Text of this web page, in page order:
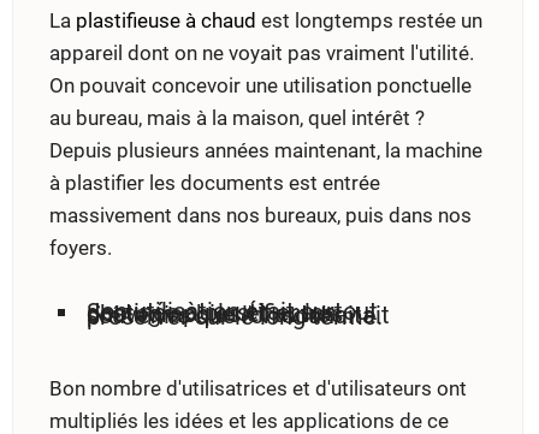
La plastifieuse à chaud est longtemps restée un
appareil dont on ne voyait pas vraiment l'utilité.
On pouvait concevoir une utilisation ponctuelle
au bureau, mais à la maison, quel intérêt ?
Depuis plusieurs années maintenant, la machine
à plastifier les documents est entrée
massivement dans nos bureaux, puis dans nos
foyers.
Son utilisation était surtout destinée à plastifier les photographies et autres souvenirs que l'on souhaitait préserver sur le long terme.
Bon nombre d'utilisatrices et d'utilisateurs ont
multipliés les idées et les applications de ce